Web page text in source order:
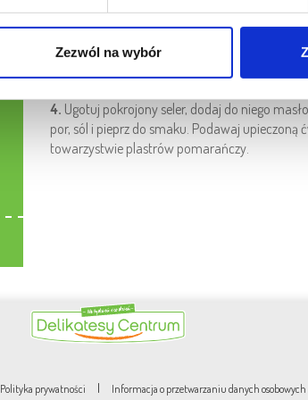
Zezwól na wybór
Ćwiartki kurczaka piecz w rozgrzanym do
3.Na suchą patelnię wrzuć anyż, goździki i je
cynamonem i zarumień. Dodaj cukier
4. Ugotuj pokrojony seler, dodaj do niego
por, sól i pieprz do smaku. Podawaj
towarzystwie plastrów pomarańczy.
Polityka prywatności | Informacja o przetwarzaniu danych osobowych